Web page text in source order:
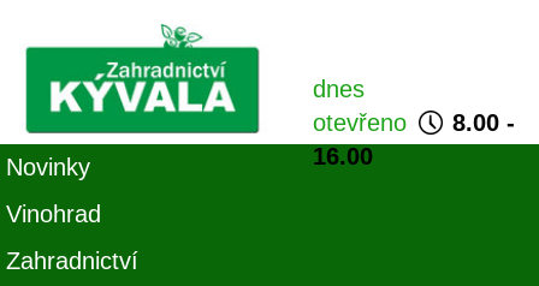
dnes
otevřeno
8.00 -
16.00
Novinky
Vinohrad
Zahradnictví